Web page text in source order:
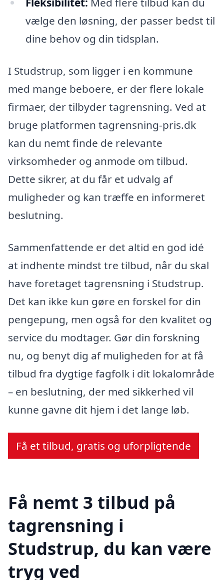
vælge den løsning, der passer bedst til
dine behov og din tidsplan.
I Studstrup, som ligger i en kommune
med mange beboere, er der flere lokale
firmaer, der tilbyder tagrensning. Ved at
bruge platformen tagrensning-pris.dk
kan du nemt finde de relevante
virksomheder og anmode om tilbud.
Dette sikrer, at du får et udvalg af
muligheder og kan træffe en informeret
beslutning.
Sammenfattende er det altid en god idé
at indhente mindst tre tilbud, når du skal
have foretaget tagrensning i Studstrup.
Det kan ikke kun gøre en forskel for din
pengepung, men også for den kvalitet og
service du modtager. Gør din forskning
nu, og benyt dig af muligheden for at få
tilbud fra dygtige fagfolk i dit lokalområde
– en beslutning, der med sikkerhed vil
kunne gavne dit hjem i det lange løb.
Få et tilbud, gratis og uforpligtende
Få nemt 3 tilbud på
tagrensning i
Studstrup, du kan være
tryg ved